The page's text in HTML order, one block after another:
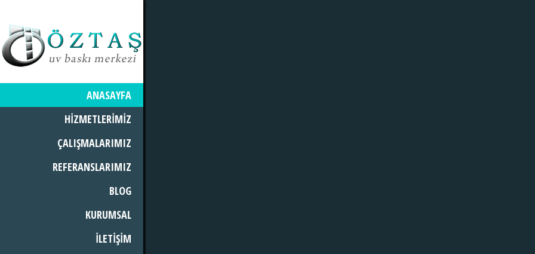
ANASAYFA
HİZMETLERİMİZ
ÇALIŞMALARIMIZ
REFERANSLARIMIZ
BLOG
KURUMSAL
İLETİŞİM